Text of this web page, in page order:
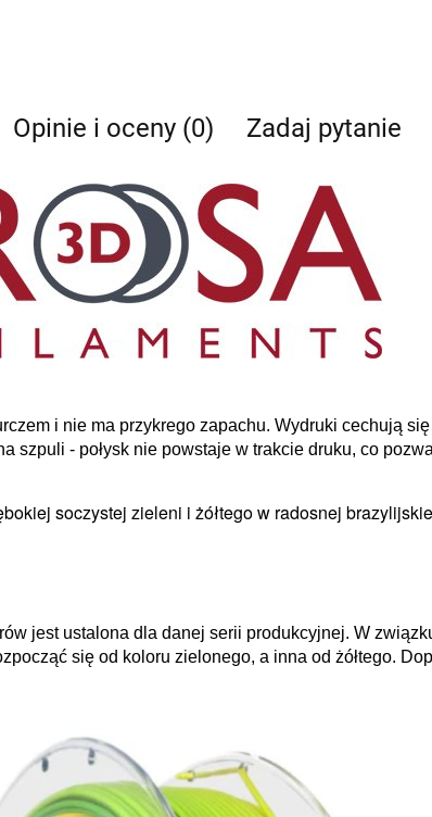
Opinie i oceny (0) Zadaj pytanie
i nie ma przykrego zapachu. Wydruki cechują
szpuli - połysk nie powstaje w trakcie druku, co
soczystej zieleni i żółtego w radosnej
jest ustalona dla danej serii produkcyjnej. W
się od koloru zielonego, a inna od żółtego.